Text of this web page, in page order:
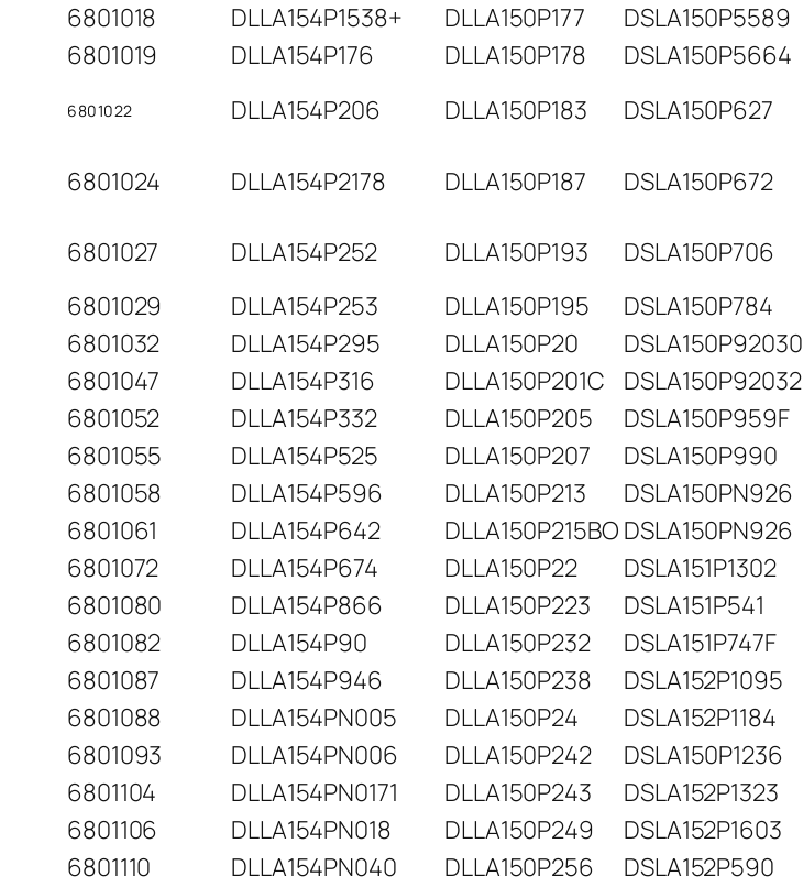
6801018
DLLA154P1538+ DLLA150P177 DSLA150P5589
6801019
DLLA154P176 DLLA150P178 DSLA150P5664
6801022 DLLA154P206 DLLA150P183 DSLA150P627
6801024
DLLA154P2178 DLLA150P187 DSLA150P672
6801027
DLLA154P252 DLLA150P193 DSLA150P706
6801029
DLLA154P253 DLLA150P195 DSLA150P784
6801032
DLLA154P295 DLLA150P20 DSLA150P92030
6801047
DLLA154P316 DLLA150P201C DSLA150P92032
6801052
DLLA154P332 DLLA150P205 DSLA150P959F
6801055
DLLA154P525 DLLA150P207 DSLA150P990
6801058
DLLA154P596 DLLA150P213 DSLA150PN926
6801061
DLLA154P642 DLLA150P215BO DSLA150PN926
6801072
DLLA154P674 DLLA150P22 DSLA151P1302
6801080
DLLA154P866 DLLA150P223 DSLA151P541
6801082
DLLA154P90 DLLA150P232 DSLA151P747F
6801087
DLLA154P946 DLLA150P238 DSLA152P1095
6801088
DLLA154PN005 DLLA150P24 DSLA152P1184
6801093
DLLA154PN006 DLLA150P242 DSLA150P1236
6801104
DLLA154PN0171 DLLA150P243 DSLA152P1323
6801106
DLLA154PN018 DLLA150P249 DSLA152P1603
6801110
DLLA154PN040 DLLA150P256 DSLA152P590